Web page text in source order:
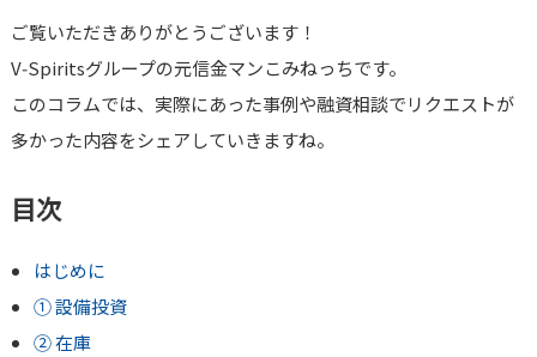
ご覧いただきありがとうございます！
V‑Spiritsグループの元信金マンこみねっちです。
このコラムでは、実際にあった事例や融資相談でリクエストが
多かった内容をシェアしていきますね。
目次
はじめに
① 設備投資
② 在庫